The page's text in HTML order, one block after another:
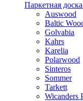
Паркетная доска
Auswood
Baltic
Golvabia
Kahrs
Karelia
Polarwood
Sinteros
Sommer
Tarkett
Wicanders